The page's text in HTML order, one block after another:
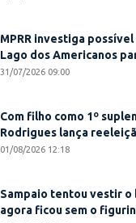
MPRR investiga
Lago dos Americanos
31/07/2026 09:00
Com filho como 1º
Rodrigues lança
01/08/2026 12:18
Sampaio tentou vestir o
agora ficou sem o